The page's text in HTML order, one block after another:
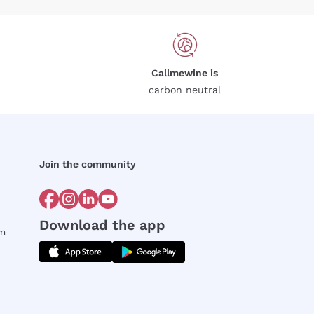
Callmewine is
carbon neutral
Join the community
Download the app